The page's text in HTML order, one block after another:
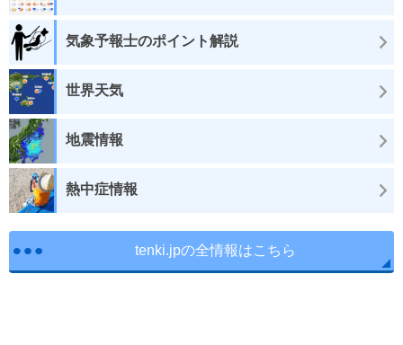
気象予報士のポイント解説
世界天気
地震情報
熱中症情報
tenki.jpの全情報はこちら